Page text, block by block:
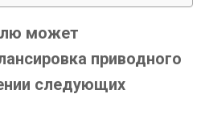
может
приводного
следующих